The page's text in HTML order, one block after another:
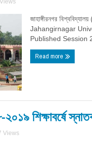
জাহাঙ্গীরনগর
Jahangirnagar
Published Session
Read more
শিক্ষাবর্ষে
Views